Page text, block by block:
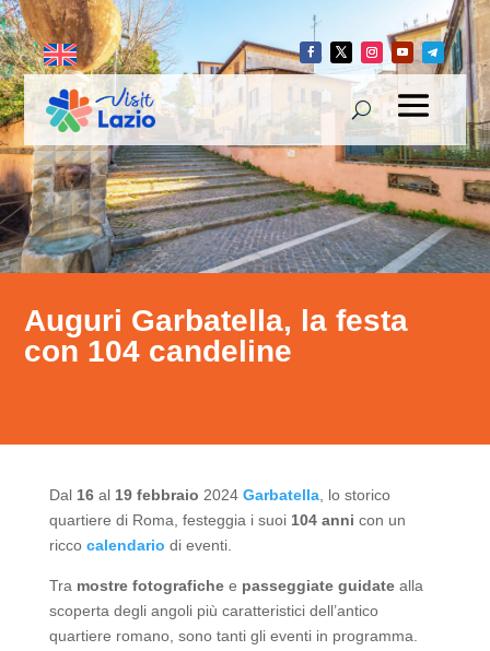
Auguri Garbatella, la festa
con 104 candeline
Dal 16al 19 febbraio 2024 Garbatella, lo storico
quartiere di Roma, festeggia i suoi 104 anni con un
ricco calendario di eventi.
Tra mostre fotografichee passeggiate guidatealla
scoperta degli angoli più caratteristici dell’antico
quartiere romano, sono tanti gli eventi in programma.